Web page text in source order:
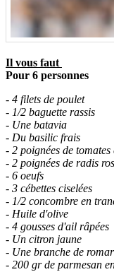
Il vous faut
Pour 6 personnes
- 4 filets de poulet
- 1/2 baguette rassis
- Une batavia
- Du basilic frais
- 2 poignées de
- 2 poignées de radis
- 6 oeufs
- 3 cébettes ciselées
- 1/2 concombre en
- Huile d'olive
- 4 gousses d'ail râpées
- Un citron jaune
- Une branche de
- 200 gr de parmesan